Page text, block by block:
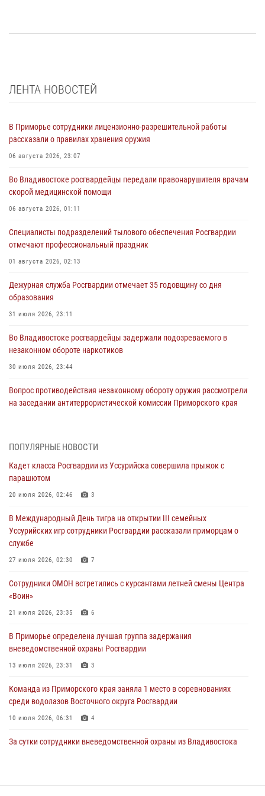
ЛЕНТА НОВОСТЕЙ
В Приморье сотрудники лицензионно-разрешительной работы
рассказали о правилах хранения оружия
06 августа 2026, 23:07
Во Владивостоке росгвардейцы передали правонарушителя врачам
скорой медицинской помощи
06 августа 2026, 01:11
Специалисты подразделений тылового обеспечения Росгвардии
отмечают профессиональный праздник
01 августа 2026, 02:13
Дежурная служба Росгвардии отмечает 35 годовщину со дня
образования
31 июля 2026, 23:11
Во Владивостоке росгвардейцы задержали подозреваемого в
незаконном обороте наркотиков
30 июля 2026, 23:44
Вопрос противодействия незаконному обороту оружия рассмотрели
на заседании антитеррористической комиссии Приморского края
Во Владивостоке во дворе жилого дома сотрудники
29 июля 2026, 01:17
В День Крещения Руси в Князь-Владимирском храме – Главном
ходом
28 июля 2026, 10:29 3
Росгвардейцы в Приморье приняли участие в молебне,
28 июля 2026, 05:39
В Международный День тигра на открытии III семейных
службе
27 июля 2026, 02:30
ПОПУЛЯРНЫЕ НОВОСТИ
Кадет класса Росгвардии из Уссурийска совершила прыжок с
парашютом
20 июля 2026, 02:46 3
В Международный День тигра на открытии III семейных
Уссурийских игр сотрудники Росгвардии рассказали приморцам о
службе
27 июля 2026, 02:30 7
Сотрудники ОМОН встретились с курсантами летней смены Центра
«Воин»
21 июля 2026, 23:35 6
В Приморье определена лучшая группа задержания
вневедомственной охраны Росгвардии
13 июля 2026, 23:31 3
Команда из Приморского края заняла 1 место в соревнованиях
среди водолазов Восточного округа Росгвардии
10 июля 2026, 06:31 4
За сутки сотрудники вневедомственной охраны из Владивостока